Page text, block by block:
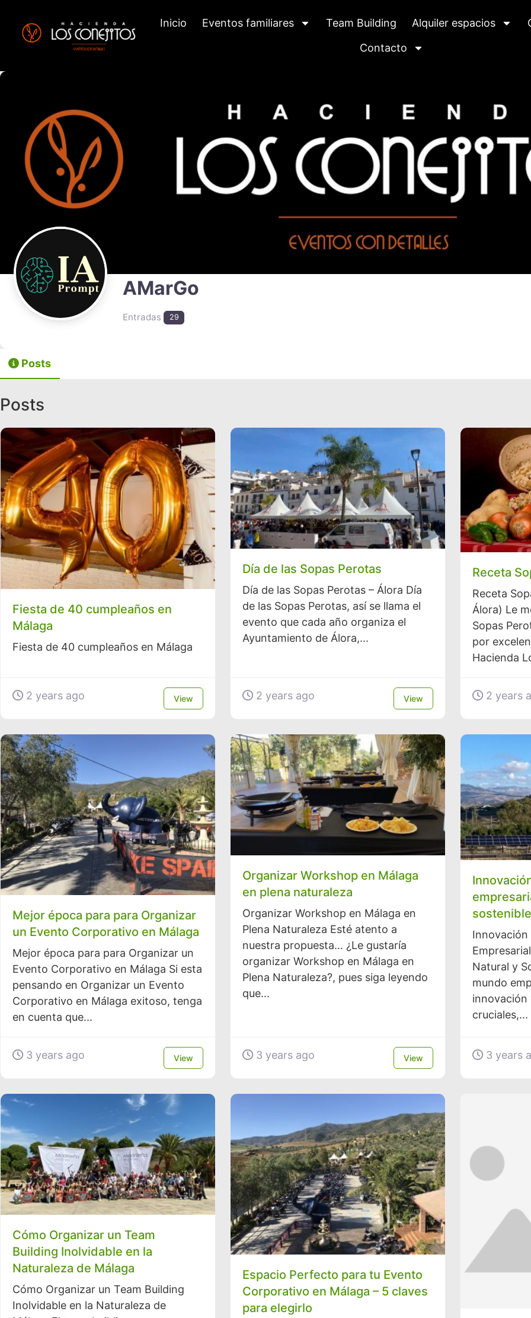
Inicio Eventos familiares Team Building Alquiler espacios
Contacto
AMarGo
Entradas 29
Posts
Posts
Fiesta de 40 cumpleaños en
Málaga
Fiesta de 40 cumpleaños en Málaga
2 years ago View
Día de las Sopas Perotas
Día de las Sopas Perotas – Álora Día
de las Sopas Perotas, así se llama el
evento que cada año organiza el
Ayuntamiento de Álora,...
2 years ago View
Receta
Receta
Álora) Le
Sopas
por
Hacienda
2 years
Mejor época para para Organizar
un Evento Corporativo en Málaga
Mejor época para para Organizar un
Evento Corporativo en Málaga Si esta
pensando en Organizar un Evento
Corporativo en Málaga exitoso, tenga
en cuenta que...
3 years ago View
Organizar Workshop en Málaga
en plena naturaleza
Organizar Workshop en Málaga en
Plena Naturaleza Esté atento a
nuestra propuesta… ¿Le gustaría
organizar Workshop en Málaga en
Plena Naturaleza?, pues siga leyendo
que...
3 years ago View
Innovación
Natural y
mundo
innovación
cruciales,...
3 years
Cómo Organizar un Team
Building Inolvidable en la
Naturaleza de Málaga
Cómo Organizar un Team Building
Inolvidable en la Naturaleza de
Espacio Perfecto para tu Evento
Corporativo en Málaga – 5 claves
para elegirlo